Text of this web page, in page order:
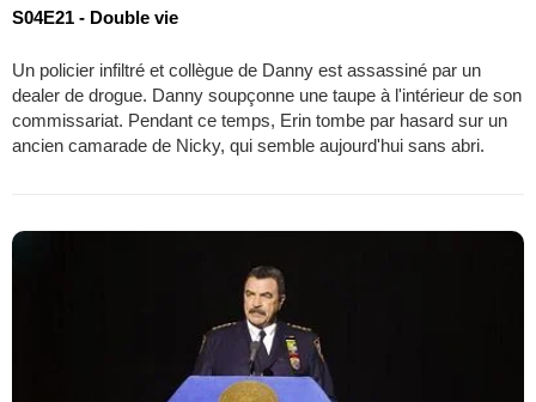
S04E21 - Double vie
Un policier infiltré et collègue de Danny est assassiné par un
dealer de drogue. Danny soupçonne une taupe à l'intérieur de son
commissariat. Pendant ce temps, Erin tombe par hasard sur un
ancien camarade de Nicky, qui semble aujourd'hui sans abri.